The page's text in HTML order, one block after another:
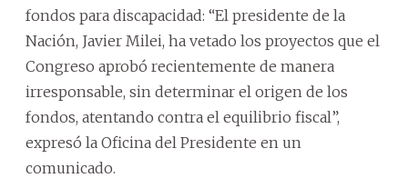
fondos para discapacidad: “El presidente de la
Nación, Javier Milei, ha vetado los proyectos que el
Congreso aprobó recientemente de manera
irresponsable, sin determinar el origen de los
fondos, atentando contra el equilibrio fiscal”,
expresó la Oficina del Presidente en un
comunicado.